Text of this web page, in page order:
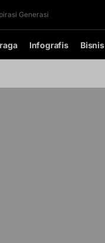
Generasi
Infografis Bisnis